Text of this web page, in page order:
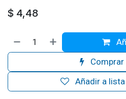
$ 4,48
Comprar
Añadir a